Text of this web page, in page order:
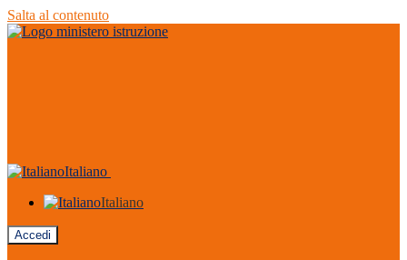
Salta al contenuto
Italiano
Italiano
Accedi